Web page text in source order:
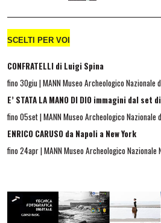
SCELTI PER VOI
CONFRATELLI di Luigi Spina
fino 30giu | MANN Museo Archeologico Nazionale
E’ STATA LA MANO DI DIO immagini dal set
fino 05set | MANN Museo Archeologico Nazionale
ENRICO CARUSO da Napoli a New York
fino 24apr | MANN Museo Archeologico